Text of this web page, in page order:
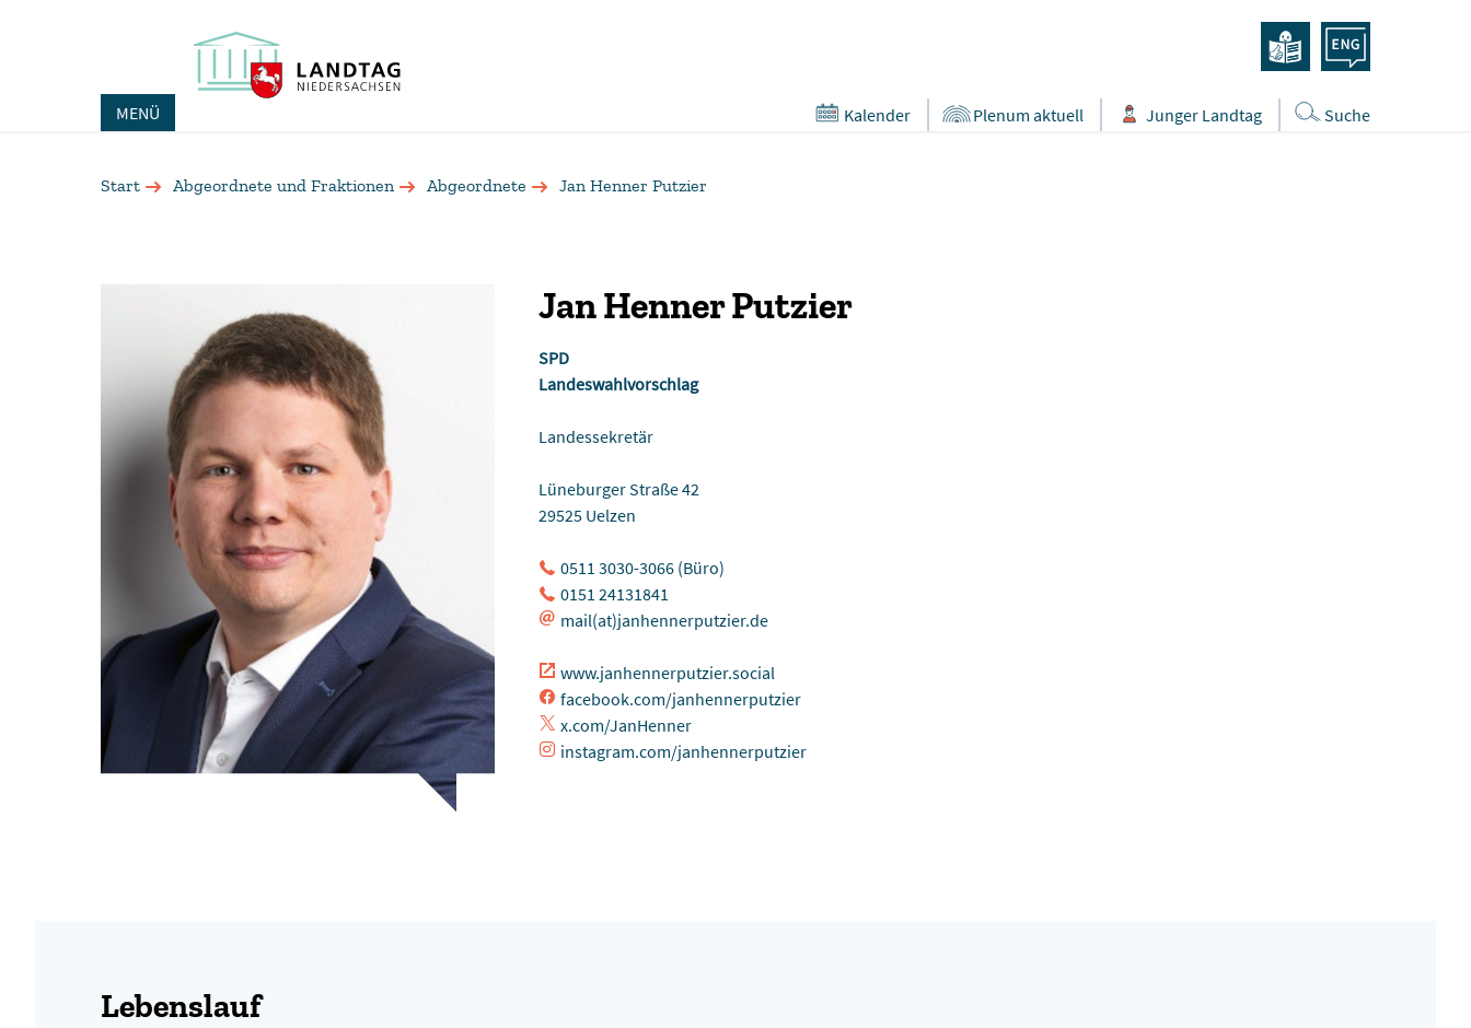
MENÜ Kalender Plenum aktuell Junger Landtag Suche
Start Abgeordnete und Fraktionen Abgeordnete Jan Henner Putzier
Jan Henner Putzier
SPD
Landeswahlvorschlag
Landessekretär
Lüneburger Straße 42
29525 Uelzen
0511 3030-3066 (Büro)
0151 24131841
mail(at)janhennerputzier.de
www.janhennerputzier.social
facebook.com/janhennerputzier
x.com/JanHenner
instagram.com/janhennerputzier
Lebenslauf